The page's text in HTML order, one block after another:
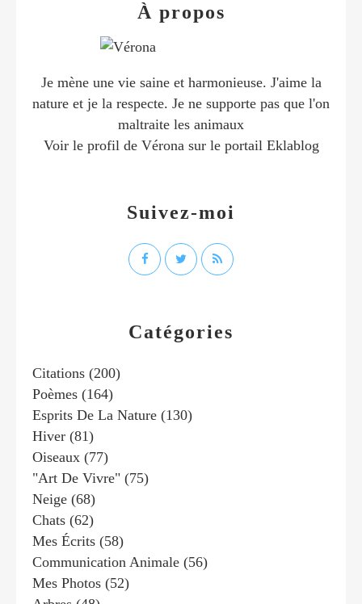
Catégories
Citations (200)
Poèmes (164)
Esprits De La Nature (130)
Hiver (81)
Oiseaux (77)
"art De Vivre" (75)
Neige (68)
Chats (62)
Mes Écrits (58)
Communication Animale (56)
Mes Photos (52)
Suivez-moi
À propos
Je mène une vie saine et harmonieuse. J'aime la
nature et je la respecte. Je ne supporte pas que l'on
maltraite les animaux
Voir le profil de Vérona sur le portail Eklablog